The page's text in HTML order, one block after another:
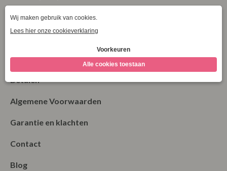
Verzending & Levering
Retourneren
Bestellen
Algemene Voorwaarden
Garantie en klachten
Contact
Blog